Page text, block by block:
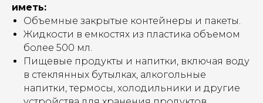
иметь:
Объемные закрытые контейнеры и пакеты.
Жидкости в емкостях из пластика объемом
более 500 мл.
Пищевые продукты и напитки, включая воду
в стеклянных бутылках, алкогольные
напитки, термосы, холодильники и другие